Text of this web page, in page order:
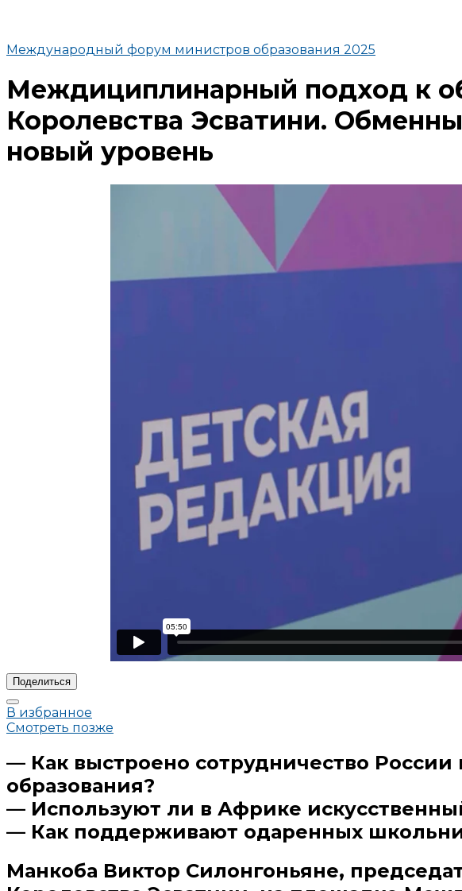
Международный форум министров образования 2025
Междициплинарный подход к
Королевства Эсватини.
новый уровень
Поделиться
В избранное
Смотреть позже
— Как выстроено сотрудничество
образования?
— Используют ли в Африке
— Как поддерживают одаренных
Манкоба Виктор Силонгоньяне,